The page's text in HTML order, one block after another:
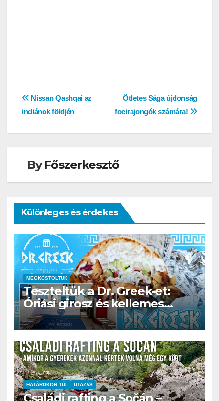
Bejegyzés
navigáció
Ötletes Sága újdonság
focirajongók számára!
Nissan Qashqai az
indiánok földjén
ByFőszerkesztő
Különleges és érdekes
MEGKÓSTOLTUK
Teszteltük a Dr. Greek-et:
Óriási girosz és kellemes
kerthelyiség Csepel szívében
HATÁROKON TÚL UTAZÁS
Családi rafting a Sočán –